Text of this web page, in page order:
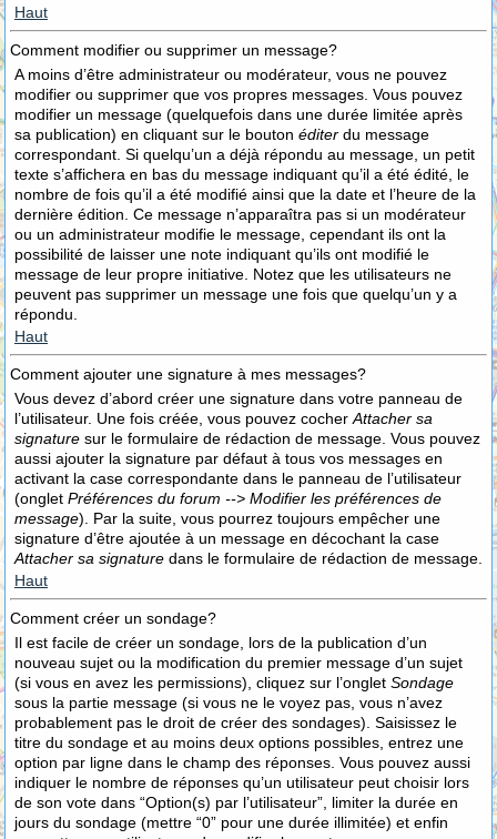
Haut
Comment modifier ou supprimer un message?
A moins d’être administrateur ou modérateur, vous ne pouvez
modifier ou supprimer que vos propres messages. Vous pouvez
modifier un message (quelquefois dans une durée limitée après
sa publication) en cliquant sur le bouton éditer du message
correspondant. Si quelqu’un a déjà répondu au message, un petit
texte s’affichera en bas du message indiquant qu’il a été édité, le
nombre de fois qu’il a été modifié ainsi que la date et l’heure de la
dernière édition. Ce message n’apparaîtra pas si un modérateur
ou un administrateur modifie le message, cependant ils ont la
possibilité de laisser une note indiquant qu’ils ont modifié le
message de leur propre initiative. Notez que les utilisateurs ne
peuvent pas supprimer un message une fois que quelqu’un y a
répondu.
Haut
Comment ajouter une signature à mes messages?
Vous devez d’abord créer une signature dans votre panneau de
l’utilisateur. Une fois créée, vous pouvez cocher Attacher sa
signature sur le formulaire de rédaction de message. Vous pouvez
aussi ajouter la signature par défaut à tous vos messages en
activant la case correspondante dans le panneau de l’utilisateur
(onglet Préférences du forum --> Modifier les préférences de
message). Par la suite, vous pourrez toujours empêcher une
signature d’être ajoutée à un message en décochant la case
Attacher sa signature dans le formulaire de rédaction de message.
Haut
Comment créer un sondage?
Il est facile de créer un sondage, lors de la publication d’un
nouveau sujet ou la modification du premier message d’un sujet
(si vous en avez les permissions), cliquez sur l’onglet Sondage
sous la partie message (si vous ne le voyez pas, vous n’avez
probablement pas le droit de créer des sondages). Saisissez le
titre du sondage et au moins deux options possibles, entrez une
option par ligne dans le champ des réponses. Vous pouvez aussi
indiquer le nombre de réponses qu’un utilisateur peut choisir lors
de son vote dans “Option(s) par l’utilisateur”, limiter la durée en
jours du sondage (mettre “0” pour une durée illimitée) et enfin